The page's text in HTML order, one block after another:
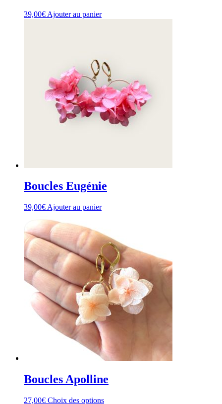
39,00€ Ajouter au panier
Boucles Eugénie
39,00€ Ajouter au panier
Boucles Apolline
27,00€ Choix des optionsCe